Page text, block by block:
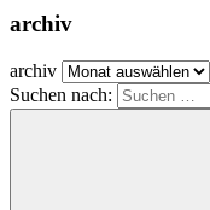
archiv
archiv
Suchen nach: